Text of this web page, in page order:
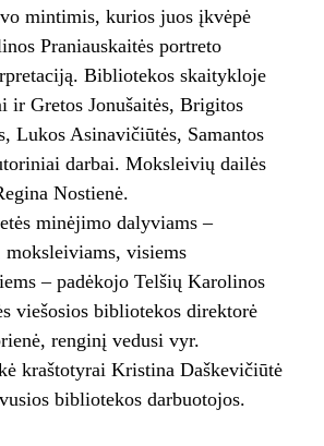
mintimis, kurios juos įkvėpė
Praniauskaitės portreto
Bibliotekos skaitykloje
ir Gretos Jonušaitės, Brigitos
Lukos Asinavičiūtės, Samantos
darbai. Moksleivių dailės
Nostienė.
minėjimo dalyviams –
visiems
– padėkojo Telšių Karolinos
viešosios bibliotekos direktorė
renginį vedusi vyr.
kraštotyrai Kristina Daškevičiūtė
bibliotekos darbuotojos.